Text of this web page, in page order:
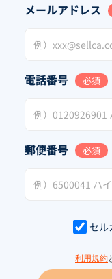
メールアドレス
電話番号 必須
郵便番号 必須
セル
利用規約